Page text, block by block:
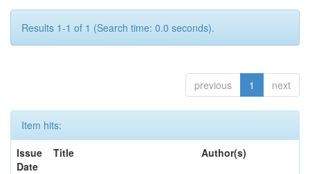
Results 1-1 of 1 (Search time: 0.0 seconds).
previous 1 next
Item hits:
Issue
Date
Title Author(s)